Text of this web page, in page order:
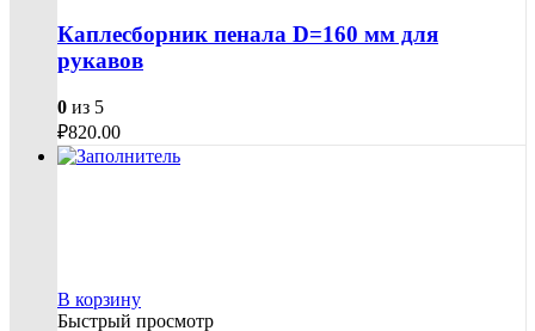
Каплесборник пенала D=160 мм для
рукавов
0 из 5
₽820.00
В корзину
Быстрый просмотр